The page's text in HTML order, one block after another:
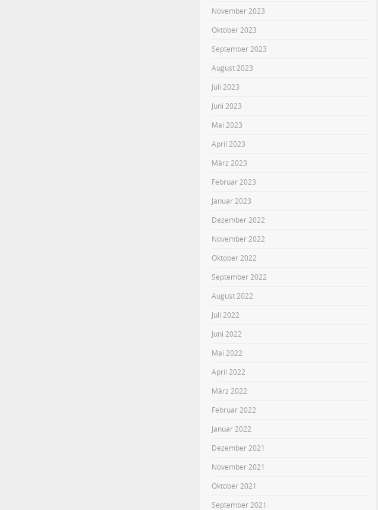
November 2023
Oktober 2023
September 2023
August 2023
Juli 2023
Juni 2023
Mai 2023
April 2023
März 2023
Februar 2023
Januar 2023
Dezember 2022
November 2022
Oktober 2022
September 2022
August 2022
Juli 2022
Juni 2022
Mai 2022
April 2022
März 2022
Februar 2022
Januar 2022
Dezember 2021
November 2021
Oktober 2021
September 2021